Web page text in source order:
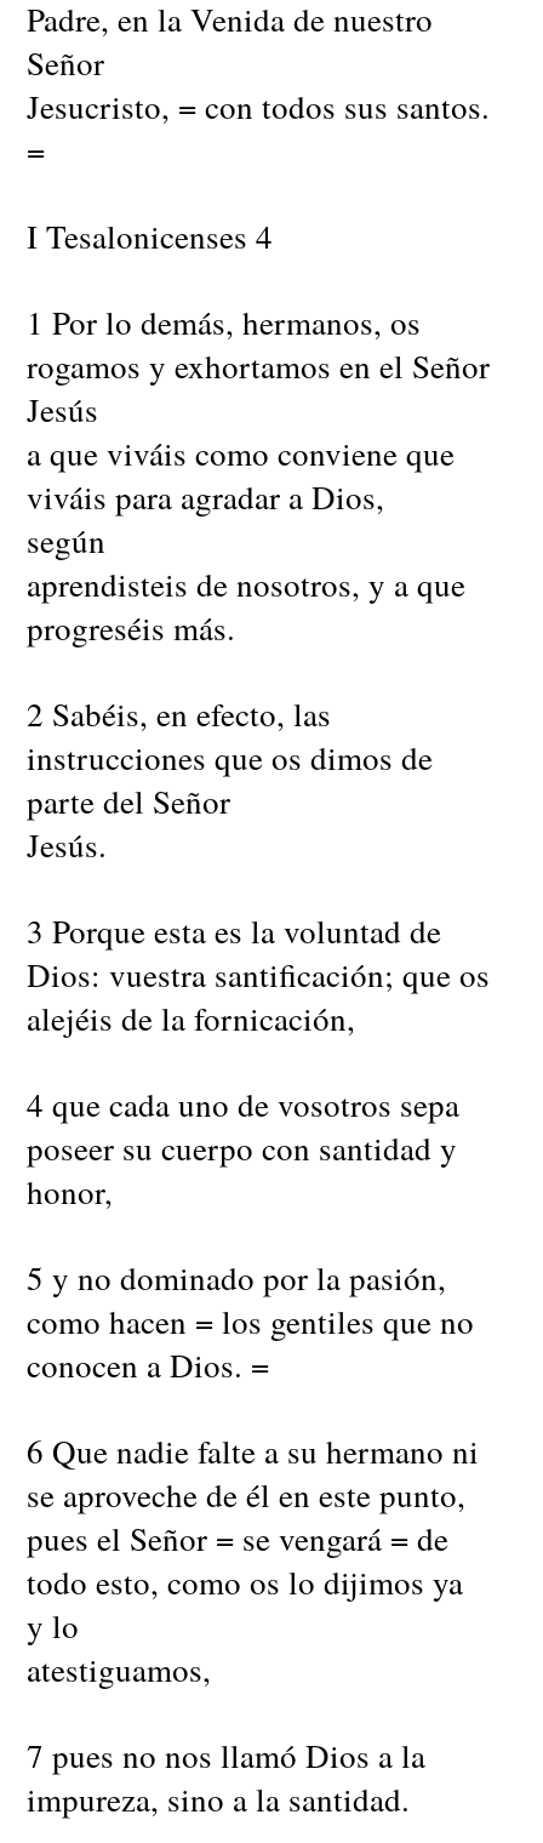
Padre, en la Venida de nuestro
Señor
Jesucristo, = con todos sus santos.
=
I Tesalonicenses 4
1 Por lo demás, hermanos, os
rogamos y exhortamos en el Señor
Jesús
a que viváis como conviene que
viváis para agradar a Dios,
según
aprendisteis de nosotros, y a que
progreséis más.
2 Sabéis, en efecto, las
instrucciones que os dimos de
parte del Señor
Jesús.
3 Porque esta es la voluntad de
Dios: vuestra santificación; que os
alejéis de la fornicación,
4 que cada uno de vosotros sepa
poseer su cuerpo con santidad y
honor,
5 y no dominado por la pasión,
como hacen = los gentiles que no
conocen a Dios. =
6 Que nadie falte a su hermano ni
se aproveche de él en este punto,
pues el Señor = se vengará = de
todo esto, como os lo dijimos ya
y lo
atestiguamos,
7 pues no nos llamó Dios a la
impureza, sino a la santidad.